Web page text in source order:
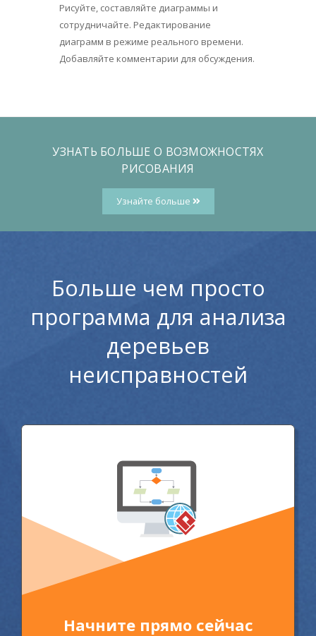
Рисуйте, составляйте диаграммы и
сотрудничайте. Редактирование
диаграмм в режиме реального времени.
Добавляйте комментарии для обсуждения.
УЗНАТЬ БОЛЬШЕ О ВОЗМОЖНОСТЯХ
РИСОВАНИЯ
Узнайте больше
Больше чем просто
программа для анализа
деревьев
неисправностей
Начните прямо сейчас